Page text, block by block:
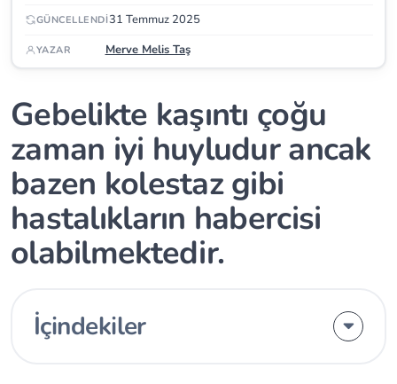
GÜNCELLENDI31 Temmuz 2025
YAZAR Merve Melis Taş
Gebelikte kaşıntı çoğu
zaman iyi huyludur ancak
bazen kolestaz gibi
hastalıkların habercisi
olabilmektedir.
İçindekiler